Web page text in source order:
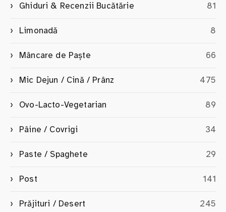
Ghiduri & Recenzii Bucătărie 81
Limonadă 8
Mâncare de Paște 66
Mic Dejun / Cină / Prânz 475
Ovo-Lacto-Vegetarian 89
Pâine / Covrigi 34
Paste / Spaghete 29
Post 141
Prăjituri / Desert 245